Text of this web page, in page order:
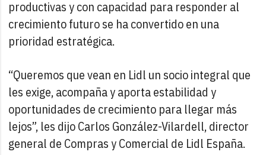
productivas y con capacidad para responder al
crecimiento futuro se ha convertido en una
prioridad estratégica.
“Queremos que vean en Lidl un socio integral que
les exige, acompaña y aporta estabilidad y
oportunidades de crecimiento para llegar más
lejos”, les dijo Carlos González-Vilardell, director
general de Compras y Comercial de Lidl España.